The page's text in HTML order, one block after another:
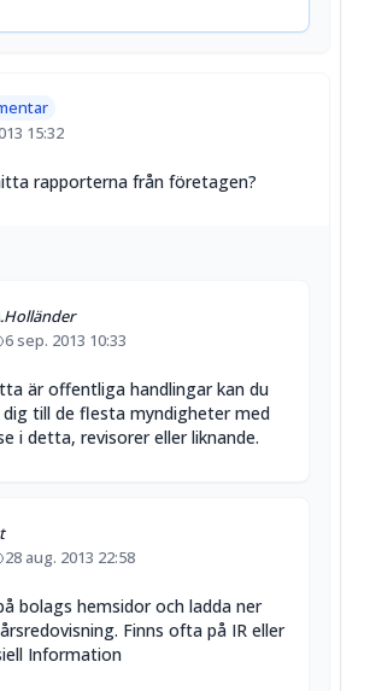
15:32
rapporterna från företagen?
6 sep. 2013 10:33
är offentliga handlingar kan du
dig till de flesta myndigheter med
i detta, revisorer eller liknande.
28 aug. 2013 22:58
bolags hemsidor och ladda ner
Finns ofta på IR eller
Information